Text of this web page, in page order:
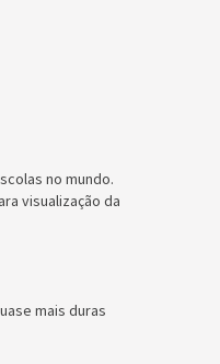
no mundo.
visualização da
mais duras